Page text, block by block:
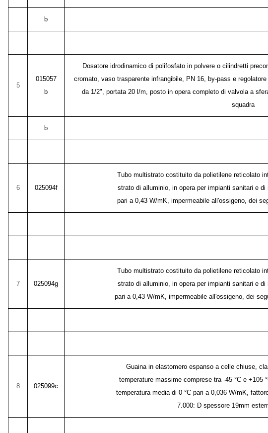
b
5
015057
b
Dosatore idrodinamico di polifosfato in polvere o cilindretti
cromato, vaso trasparente infrangibile, PN 16, by-pass e
da 1/2", portata 20 l/m, posto in opera completo di valvola a
squadra
b
6 025094f
Tubo multistrato costituito da polietilene reticolato
strato di alluminio, in opera per impianti sanitari e
pari a 0,43 W/mK, impermeabile all'ossigeno, dei
7 025094g
Tubo multistrato costituito da polietilene reticolato
strato di alluminio, in opera per impianti sanitari e
pari a 0,43 W/mK, impermeabile all'ossigeno, dei
8 025099c
Guaina in elastomero espanso a celle chiuse,
temperature massime comprese tra -45 °C e +105
temperatura media di 0 °C pari a 0,036 W/mK,
7.000: D spessore 19mm